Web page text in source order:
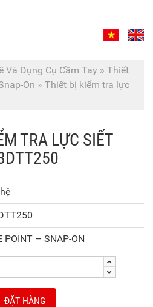
Và Dụng Cụ Cầm Tay » Thiết
On » Thiết bị kiểm tra lực
TRA LỰC SIẾT
POINT – SNAP-ON
ĐẶT HÀNG